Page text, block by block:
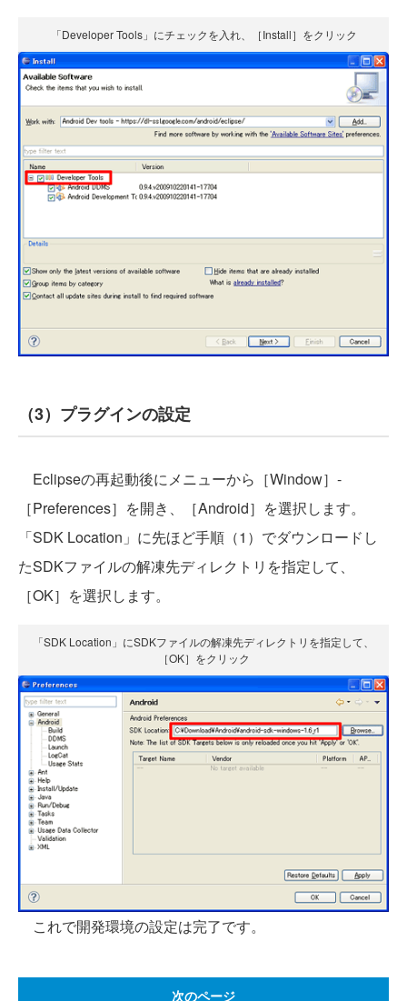
「Developer Tools」にチェックを入れ、［Install］をクリック
（3）プラグインの設定
Eclipseの再起動後にメニューから［Window］-
［Preferences］を開き、［Android］を選択します。
「SDK Location」に先ほど手順（1）でダウンロードし
たSDKファイルの解凍先ディレクトリを指定して、
［OK］を選択します。
「SDK Location」にSDKファイルの解凍先ディレクトリを指定して、
［OK］をクリック
これで開発環境の設定は完了です。
次のページ